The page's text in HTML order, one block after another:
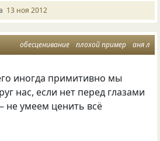
13 ноя 2012
обесценивание плохой пример аня л
иногда примитивно мы
нас, если нет перед глазами
не умеем ценить всё